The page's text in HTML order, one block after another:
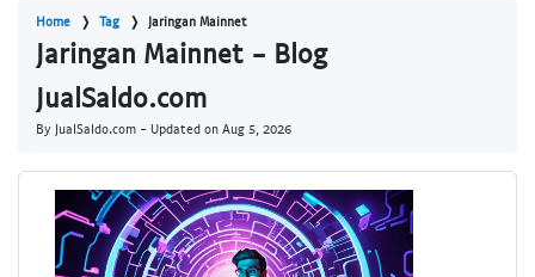
Home Tag Jaringan Mainnet
Jaringan Mainnet - Blog
JualSaldo.com
By JualSaldo.com - Updated on Aug 5, 2026